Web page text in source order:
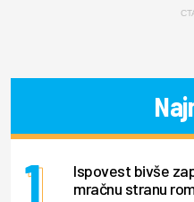
Ispovest bivše
mračnu stranu